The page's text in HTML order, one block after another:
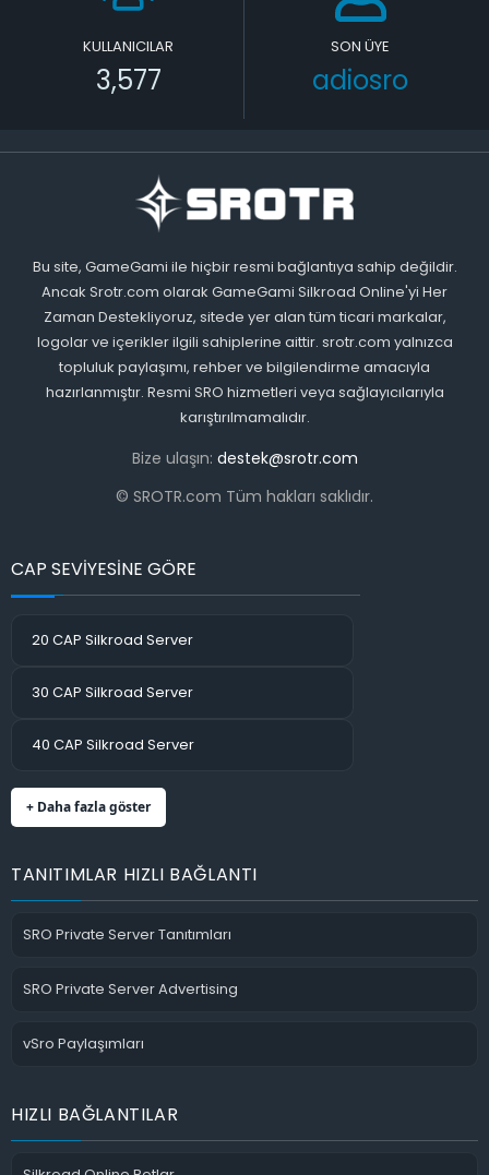
KULLANICILAR
3,577
SON ÜYE
adiosro
Bu site, GameGami ile hiçbir resmi bağlantıya sahip değildir.
Ancak Srotr.com olarak GameGami Silkroad Online'yi Her
Zaman Destekliyoruz, sitede yer alan tüm ticari markalar,
logolar ve içerikler ilgili sahiplerine aittir. srotr.com yalnızca
topluluk paylaşımı, rehber ve bilgilendirme amacıyla
hazırlanmıştır. Resmi SRO hizmetleri veya sağlayıcılarıyla
karıştırılmamalıdır.
Bize ulaşın: destek@srotr.com
© SROTR.com Tüm hakları saklıdır.
CAP SEVİYESİNE GÖRE
20 CAP Silkroad Server
30 CAP Silkroad Server
40 CAP Silkroad Server
+ Daha fazla göster
TANITIMLAR HIZLI BAĞLANTI
SRO Private Server Tanıtımları
SRO Private Server Advertising
vSro Paylaşımları
HIZLI BAĞLANTILAR